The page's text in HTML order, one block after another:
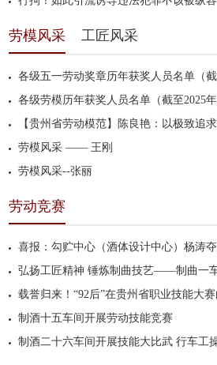
劳模风采 工匠风采
劳模风采 —— 王刚
劳模风采--张丽
劳动竞赛
制酒十五车间开展劳动技能竞赛